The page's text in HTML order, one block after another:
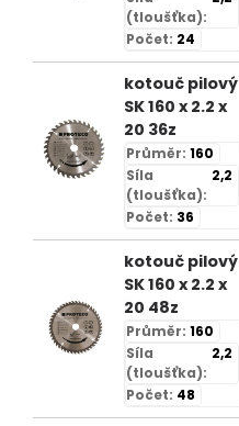
(tloušťka):
Počet: 24
kotouč pilový
SK 160 x 2.2 x
20 36z
Průměr: 160
Síla
(tloušťka):
2,2
Počet: 36
kotouč pilový
SK 160 x 2.2 x
20 48z
Průměr: 160
Síla
(tloušťka):
2,2
Počet: 48